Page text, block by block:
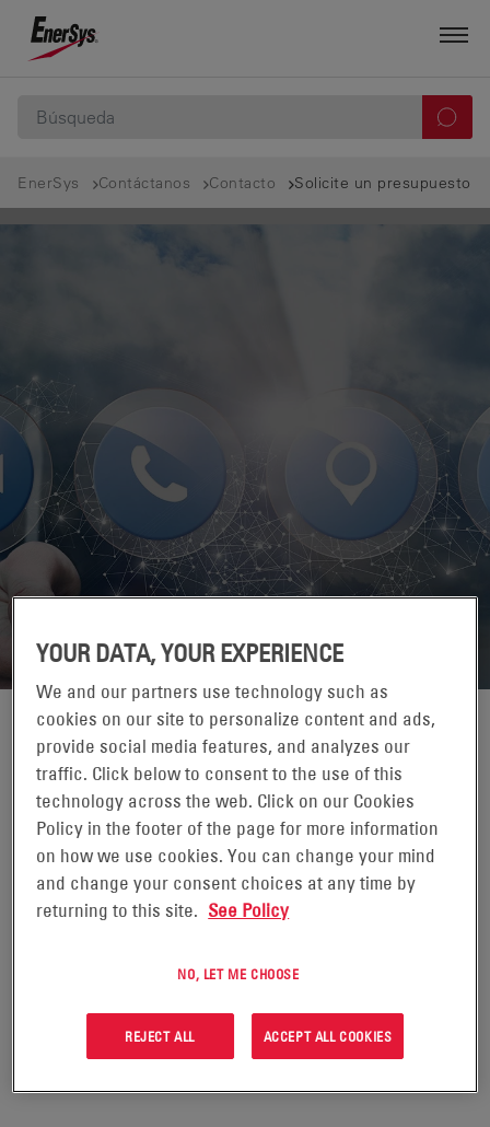
EnerSys Contáctanos Contacto Solicite un presupuesto
CONECTE CON NOSOTROS
GRACIAS POR SU INTERÉS
Rellene el siguiente formulario y
nos pondremos en contacto con
usted lo antes posible.
YOUR DATA, YOUR EXPERIENCE
We and our partners use technology such as
cookies on our site to personalize content and ads,
provide social media features, and analyzes our
traffic. Click below to consent to the use of this
technology across the web. Click on our Cookies
Policy in the footer of the page for more information
on how we use cookies. You can change your mind
and change your consent choices at any time by
returning to this site. See Policy
NO, LET ME CHOOSE
REJECT ALL ACCEPT ALL COOKIES